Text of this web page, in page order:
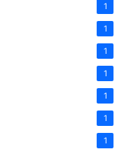
1
1
1
1
1
1
1